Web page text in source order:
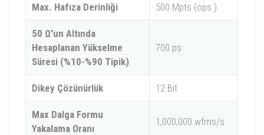
Max. Hafıza Derinliği 500 Mpts (ops.)
50 Ω'un Altında
Hesaplanan Yükselme
Süresi (%10-%90 Tipik)
700 ps
Dikey Çözünürlük 12 Bit
Max Dalga Formu
Yakalama Oranı
1,000,000 wfms/s